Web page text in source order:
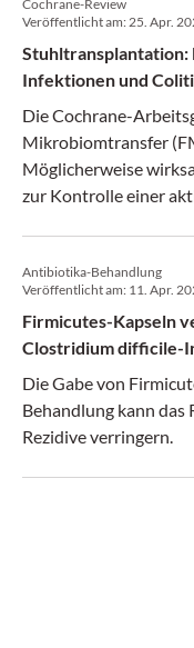
Cochrane-Review
Veröffentlicht am: 25. Apr.
Stuhltransplantation:
Infektionen und
Die Cochrane-
Mikrobiomtransfer
Möglicherweise
zur Kontrolle einer
Morbus Crohn.
Antibiotika-Behandlung
Veröffentlicht am: 11. Apr.
Firmicutes-Kapseln
Clostridium difficile-
Die Gabe von
Behandlung kann
Rezidive verringern.